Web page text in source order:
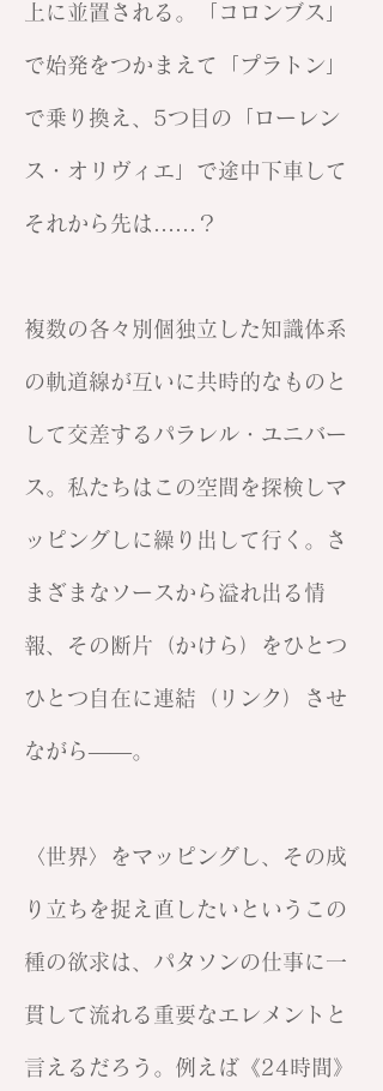
上に並置される。「コロンブス」
で始発をつかまえて「プラトン」
で乗り換え、5つ目の「ローレン
ス・オリヴィエ」で途中下車して
それから先は……？
複数の各々別個独立した知識体系
の軌道線が互いに共時的なものと
して交差するパラレル・ユニバー
ス。私たちはこの空間を探検しマ
ッピングしに繰り出して行く。さ
まざまなソースから溢れ出る情
報、その断片（かけら）をひとつ
ひとつ自在に連結（リンク）させ
ながら——。
〈世界〉をマッピングし、その成
り立ちを捉え直したいというこの
種の欲求は、パタソンの仕事に一
貫して流れる重要なエレメントと
言えるだろう。例えば《24時間》